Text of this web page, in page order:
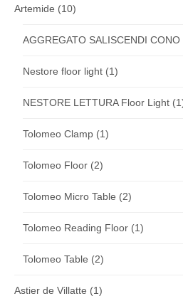
Artemide (10)
AGGREGATO SALISCENDI CONO
Nestore floor light (1)
NESTORE LETTURA Floor Light
Tolomeo Clamp (1)
Tolomeo Floor (2)
Tolomeo Micro Table (2)
Tolomeo Reading Floor (1)
Tolomeo Table (2)
Astier de Villatte (1)